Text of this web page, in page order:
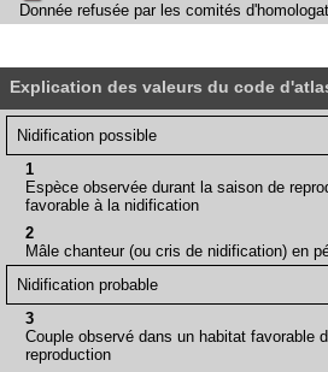
Donnée refusée par les comités
Explication des valeurs du code
Nidification possible
1
Espèce observée durant la saison de
favorable à la nidification
2
Mâle chanteur (ou cris de nidification) en
Nidification probable
3
Couple observé dans un habitat favorable
reproduction